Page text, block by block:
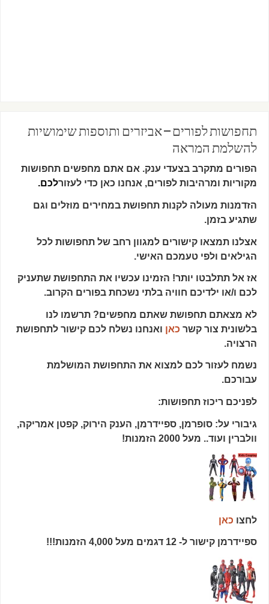
תחפושות לפורים – אביזרים ותוספות שימושיות
להשלמת המראה
הפורים מתקרב בצעדי ענק. אם אתם מחפשים תחפושות
מקוריות ומרהיבות לפורים, אנחנו כאן כדי לעזורלכם.
הזדמנות מעולה לקנות תחפושת במחירים מוזלים וגם
שתגיע בזמן.
אצלנו תמצאו קישורים למגוון רחב של תחפושות לכל
הגילאים ולפי טעמכם האישי.
אז אל תתלבטו יותר! הזמינו עכשיו את התחפושת שתעניק
לכם ו/או ילדיכם חוויה בלתי נשכחת בפורים הקרוב.
לא מצאתם תחפושת שאתם מחפשים? תרשמו לנו
בלשונית צור קשר כאן ואנחנו נשלח לכם קישור לתחפושת
הרצויה.
נשמח לעזור לכם למצוא את התחפושת המושלמת
עבורכם.
לפניכם ריכוז תחפושות:
גיבורי על: סופרמן, ספיידרמן, הענק הירוק, קפטן אמריקה,
וולברין ועוד.. מעל 2000 הזמנות!
לחצו כאן
ספיידרמן קישור ל- 12 דגמים מעל 4,000 הזמנות!!!